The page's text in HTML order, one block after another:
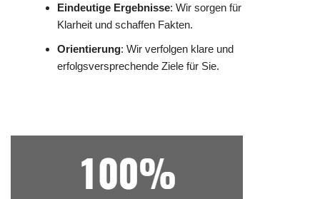
Eindeutige Ergebnisse: Wir sorgen für
Klarheit und schaffen Fakten.
Orientierung: Wir verfolgen klare und
erfolgsversprechende Ziele für Sie.